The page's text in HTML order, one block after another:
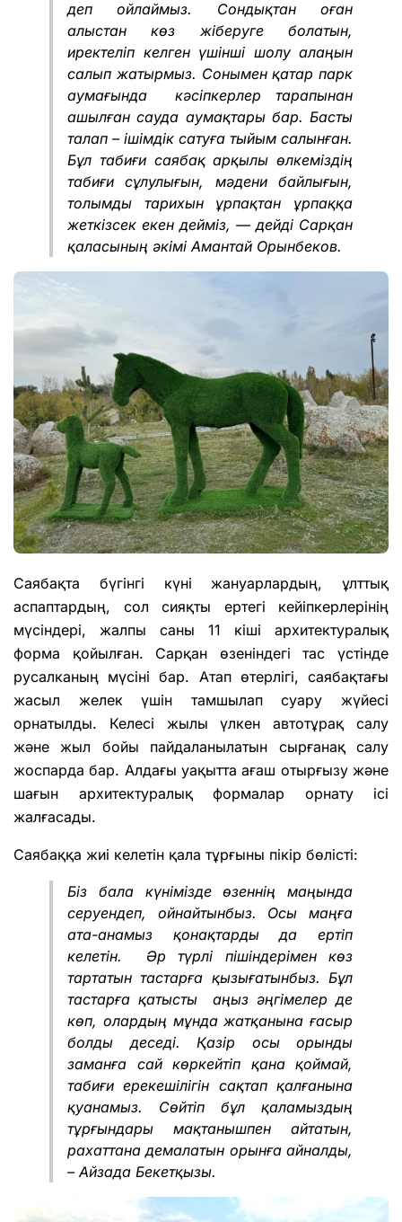
деп ойлаймыз. Сондықтан оған
алыстан көз жіберуге болатын,
иректеліп келген үшінші шолу алаңын
салып жатырмыз. Сонымен қатар парк
аумағында кәсіпкерлер тарапынан
ашылған сауда аумақтары бар. Басты
талап – ішімдік сатуға тыйым салынған.
Бұл табиғи саябақ арқылы өлкеміздің
табиғи сұлулығын, мәдени байлығын,
толымды тарихын ұрпақтан ұрпаққа
жеткізсек екен дейміз, — дейді Сарқан
қаласының әкімі Амантай Орынбеков.
Саябақта бүгінгі күні жануарлардың, ұлттық
аспаптардың, сол сияқты ертегі кейіпкерлерінің
мүсіндері, жалпы саны 11 кіші архитектуралық
форма қойылған. Сарқан өзеніндегі тас үстінде
русалканың мүсіні бар. Атап өтерлігі, саябақтағы
жасыл желек үшін тамшылап суару жүйесі
орнатылды. Келесі жылы үлкен автотұрақ салу
және жыл бойы пайдаланылатын сырғанақ салу
жоспарда бар. Алдағы уақытта ағаш отырғызу және
шағын архитектуралық формалар орнату ісі
жалғасады.
Саябаққа жиі келетін қала тұрғыны пікір бөлісті:
Біз бала күнімізде өзеннің маңында
серуендеп, ойнайтынбыз. Осы маңға
ата-анамыз қонақтарды да ертіп
келетін. Әр түрлі пішіндерімен көз
тартатын тастарға қызығатынбыз. Бұл
тастарға қатысты аңыз әңгімелер де
көп, олардың мұнда жатқанына ғасыр
болды деседі. Қазір осы орынды
заманға сай көркейтіп қана қоймай,
табиғи ерекешілігін сақтап қалғанына
қуанамыз. Сөйтіп бұл қаламыздың
тұрғындары мақтанышпен айтатын,
рахаттана демалатын орынға айналды,
– Айзада Бекетқызы.